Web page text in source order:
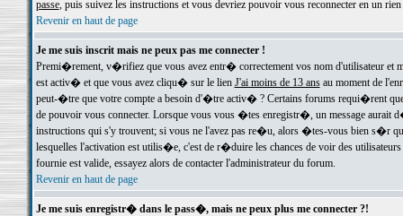
passe, puis suivez les instructions et vous devriez pouvoir vous reconnecter en un rien
Revenir en haut de page
Je me suis inscrit mais ne peux pas me connecter !
Premi�rement, v�rifiez que vous avez entr� correctement vos nom d'utilisateur
est activ� et que vous avez cliqu� sur le lien J'ai moins de 13 ansau moment de
peut-�tre que votre compte a besoin d'�tre activ� ? Certains forums requi�rent
de pouvoir vous connecter. Lorsque vous vous �tes enregistr�, un message aurait
instructions qui s'y trouvent; si vous ne l'avez pas re�u, alors �tes-vous bien s�r
lesquelles l'activation est utilis�e, c'est de r�duire les chances de voir des
fournie est valide, essayez alors de contacter l'administrateur du forum.
Revenir en haut de page
Je me suis enregistr� dans le pass�, mais ne peux plus me connecter ?!